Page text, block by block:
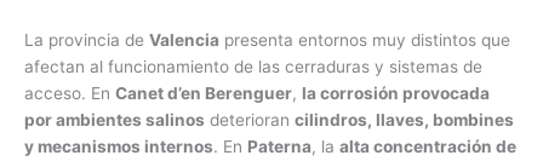
La provincia de Valencia presenta entornos muy distintos que
afectan al funcionamiento de las cerraduras y sistemas de
acceso. En Canet d’en Berenguer, la corrosión provocada
por ambientes salinos deterioran cilindros, llaves, bombines
y mecanismos internos. En Paterna, la alta concentración de